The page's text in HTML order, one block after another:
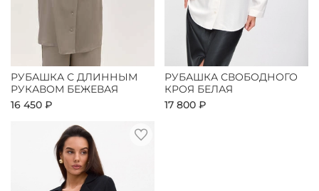
РУБАШКА С ДЛИННЫМ
РУКАВОМ БЕЖЕВАЯ
16 450 ₽
РУБАШКА СВОБОДНОГО
КРОЯ БЕЛАЯ
17 800 ₽